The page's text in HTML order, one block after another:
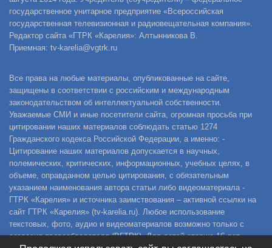
государственное унитарное предприятие «Всероссийская
государственная телевизионная и радиовещательная компания».
Редактор сайта «ГТРК «Карелия»: Алтынникова В.
Приемная: tv-karelia@vgtrk.ru
Все права на любые материалы, опубликованные на сайте,
защищены в соответствии с российским и международным
законодательством об интеллектуальной собственности.
Уважаемые СМИ и иные посетители сайта, огромная просьба при
цитировании наших материалов соблюдать статью 1274
Гражданского кодекса Российской Федерации, а именно: -
Цитирование наших материалов допускается в научных,
полемических, критических, информационных, учебных целях, в
объеме, оправданном целью цитирования, с обязательным
указанием наименования автора статьи либо видеоматериала -
ГТРК «Карелия» и источника заимствования – активной ссылки на
сайт ГТРК «Карелия» (tv-karelia.ru). Любое использование
текстовых, фото, аудио и видеоматериалов возможно только с
согласия правообладателя (ВГТРК). Для детей старше 16 лет.